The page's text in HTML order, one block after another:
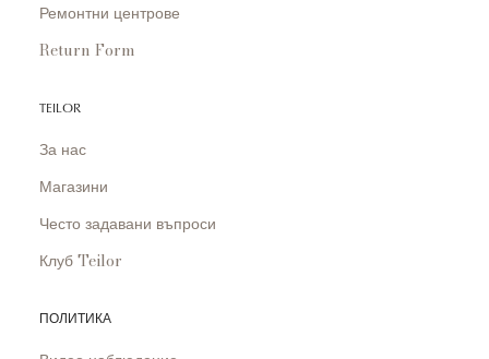
Ремонтни центрове
Return Form
TEILOR
За нас
Магазини
Често задавани въпроси
Клуб Teilor
ПОЛИТИКА